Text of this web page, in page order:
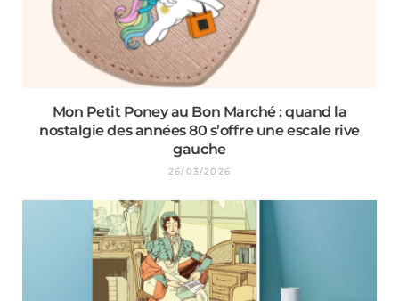
Mon Petit Poney au Bon Marché : quand la
nostalgie des années 80 s’offre une escale rive
gauche
26/03/2026